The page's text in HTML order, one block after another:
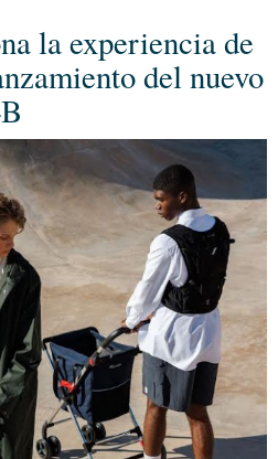
la experiencia de
del nuevo